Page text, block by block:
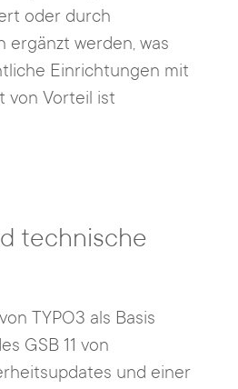
oder durch
ergänzt werden, was
Einrichtungen mit
von Vorteil ist
technische
TYPO3 als Basis
GSB 11 von
und einer